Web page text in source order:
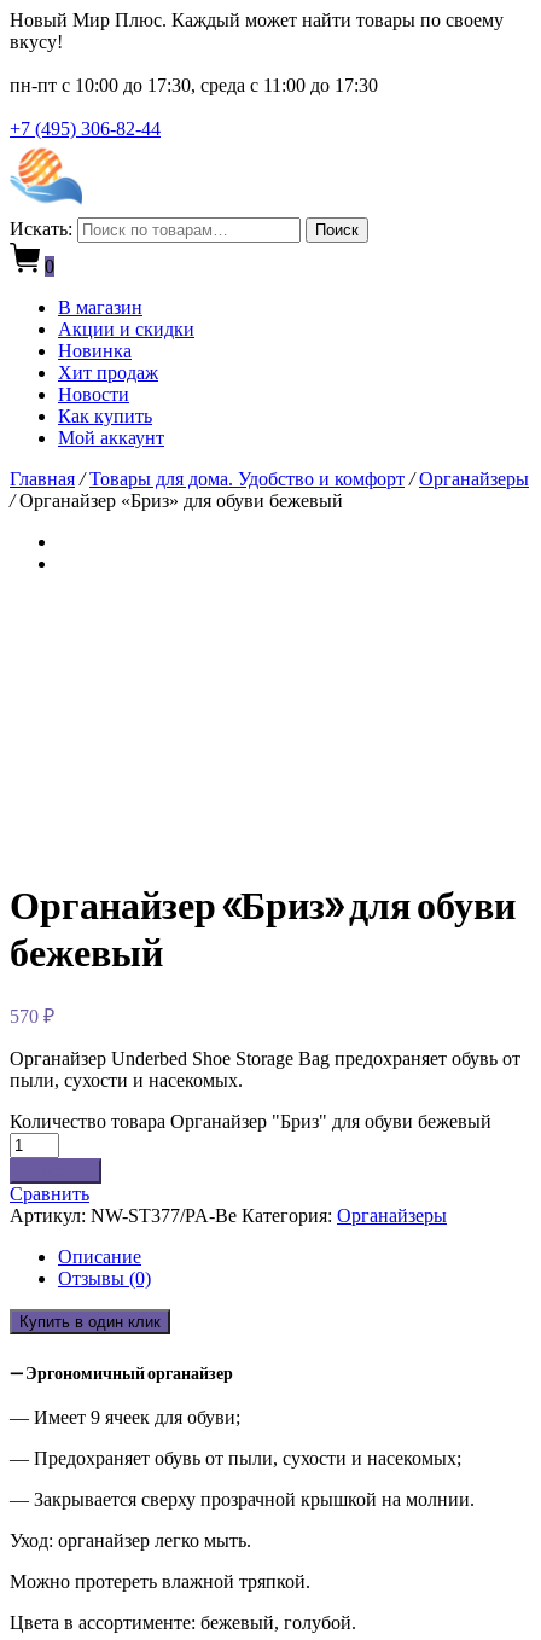
Новый Мир Плюс. Каждый может найти товары по своему
вкусу!
пн-пт с 10:00 до 17:30, среда с 11:00 до 17:30
+7 (495) 306-82-44
Искать: Поиск
0
В магазин
Акции и скидки
Новинка
Хит продаж
Новости
Как купить
Мой аккаунт
Главная / Товары для дома. Удобство и комфорт / Органайзеры
/Органайзер «Бриз» для обуви бежевый
Органайзер «Бриз» для обуви
бежевый
570 ₽
Органайзер Underbed Shoe Storage Bag предохраняет обувь от
пыли, сухости и насекомых.
Количество товара Органайзер "Бриз" для обуви бежевый
Сравнить
Артикул: NW-ST377/PA-Be Категория: Органайзеры
Описание
Отзывы (0)
Купить в один клик
— Эргономичный органайзер
— Имеет 9 ячеек для обуви;
— Предохраняет обувь от пыли, сухости и насекомых;
— Закрывается сверху прозрачной крышкой на молнии.
Уход: органайзер легко мыть.
Можно протереть влажной тряпкой.
Цвета в ассортименте: бежевый, голубой.